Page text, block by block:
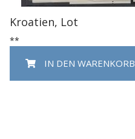
Kroatien, Lot
**
IN DEN WARENKORB